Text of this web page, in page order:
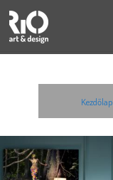
Kezdőlap